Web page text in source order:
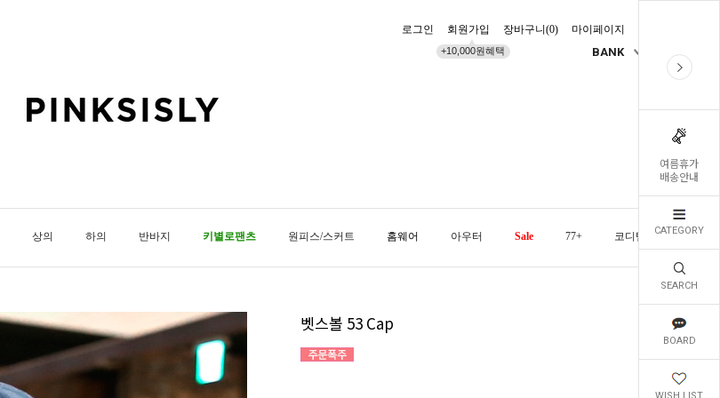
여름휴가
배송안내
CATEGORY
SEARCH
BOARD
로그인 회원가입
+10,000원혜택
장바구니(0) 마이페이지
BANK
상의 하의 반바지 키별로팬츠 원피스/스커트 홈웨어 아우터 Sale 77+ 코디템 오늘발송
벳스볼 53 Cap